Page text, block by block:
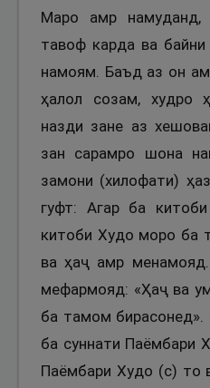
Маро амр
тавоф карда ва
намоям. Баъд аз он
ҳалол созам, худро
назди зане аз
зан сарамро шона
замони (хилофати)
гуфт: Агар ба
китоби Худо моро ба
ва ҳаҷ амр
мефармояд: «Ҳаҷ ва
ба тамом бирасонед».
ба суннати Паёмбари
Паёмбари Худо (с) то